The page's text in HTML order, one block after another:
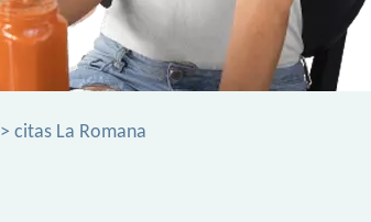
> citas La Romana